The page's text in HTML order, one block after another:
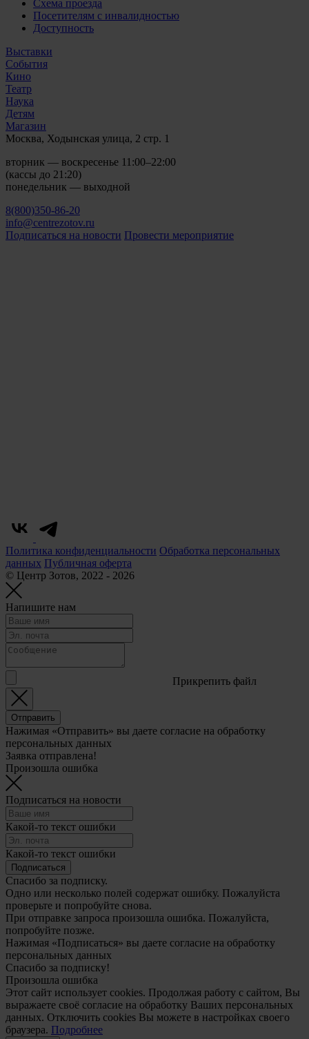
Схема проезда
Посетителям с инвалидностью
Доступность
Выставки
События
Кино
Театр
Наука
Детям
Магазин
Москва, Ходынская улица, 2 стр. 1
вторник — воскресенье 11:00–22:00
(кассы до 21:20)
понедельник — выходной
8(800)350-86-20
info@centrezotov.ru
Подписаться на новости Провести мероприятие
Политика конфиденциальности Обработка персональных
данных Публичная оферта
© Центр Зотов, 2022 - 2026
Напишите нам
Прикрепить файл
Отправить
Нажимая «Отправить» вы даете согласие на обработку
персональных данных
Заявка отправлена!
Произошла ошибка
Подписаться на новости
Какой-то текст ошибки
Какой-то текст ошибки
Подписаться
Спасибо за подписку.
Одно или несколько полей содержат ошибку. Пожалуйста
проверьте и попробуйте снова.
При отправке запроса произошла ошибка. Пожалуйста,
попробуйте позже.
Нажимая «Подписаться» вы даете согласие на обработку
персональных данных
Спасибо за подписку!
Произошла ошибка
Этот сайт использует cookies. Продолжая работу с сайтом, Вы
выражаете своё согласие на обработку Ваших персональных
данных. Отключить cookies Вы можете в настройках своего
браузера. Подробнее